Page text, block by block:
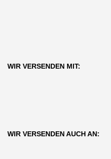
WIR VERSENDEN MIT:
WIR VERSENDEN AUCH AN: